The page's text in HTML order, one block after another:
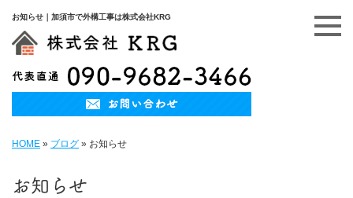
お知らせ｜加須市で外構工事は株式会社KRG
HOME » ブログ » お知らせ
お知らせ